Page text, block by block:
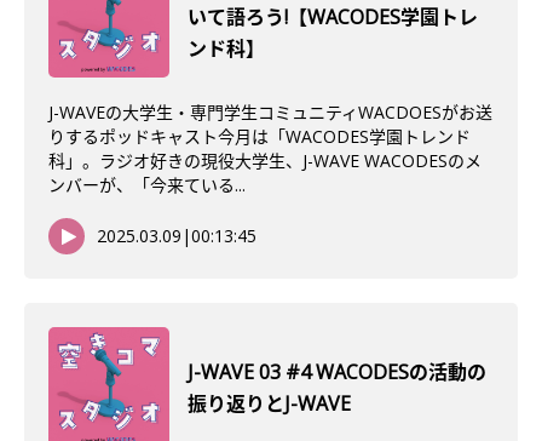
いて語ろう!【WACODES学園トレ
ンド科】
J-WAVEの大学生・専門学生コミュニティWACDOESがお送
りするポッドキャスト今月は「WACODES学園トレンド
科」。ラジオ好きの現役大学生、J-WAVE WACODESのメ
ンバーが、「今来ている...
2025.03.09 |00:13:45
J-WAVE 03 #4 WACODESの活動の
振り返りとJ-WAVE